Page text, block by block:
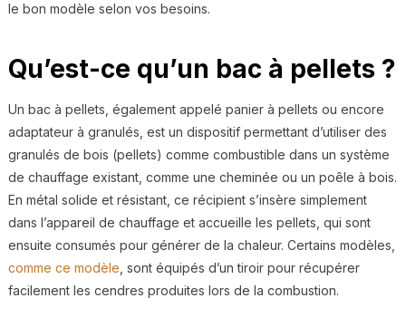
le bon modèle selon vos besoins.
Qu’est-ce qu’un bac à pellets ?
Un bac à pellets, également appelé panier à pellets ou encore
adaptateur à granulés, est un dispositif permettant d’utiliser des
granulés de bois (pellets) comme combustible dans un système
de chauffage existant, comme une cheminée ou un poêle à bois.
En métal solide et résistant, ce récipient s’insère simplement
dans l’appareil de chauffage et accueille les pellets, qui sont
ensuite consumés pour générer de la chaleur. Certains modèles,
comme ce modèle , sont équipés d’un tiroir pour récupérer
facilement les cendres produites lors de la combustion.